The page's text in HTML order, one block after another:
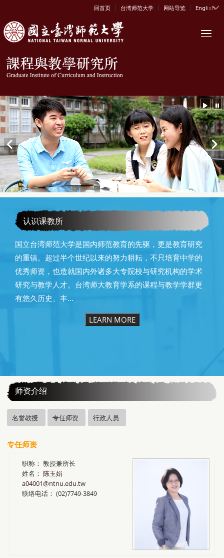
:::
回首页 | 台湾师范大学 | 网站导览 | English
认识课教所
国立台湾师范大学是国内师范教育的先驱，更是教育研究
的重镇。超过半个世纪以来的努力耕耘，不只培育中学的
优秀师资，也造就国内外诸多大专院校与研究机构的学术
研究与教学人才。台湾师大教育学系的课程与教学学群更
有悠久历史、丰...
LEARN MORE
师资介绍
名誉教授 专任师资 行政人员
专任师资
职称： 教授兼所长
姓名： 陈玉娟
a04001@ntnu.edu.tw
联络电话： (02)7749-3849